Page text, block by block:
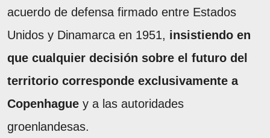
acuerdo de defensa firmado entre Estados
Unidos y Dinamarca en 1951, insistiendo en
que cualquier decisión sobre el futuro del
territorio corresponde exclusivamente a
Copenhague y a las autoridades
groenlandesas.